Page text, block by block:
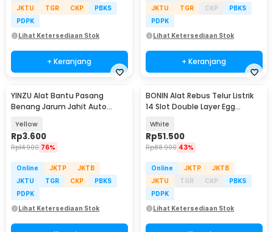
JKTU
TGR CKP
PBKS
PDPK
Lihat Ketersediaan Stok
+ Keranjang
JKTU
TGR CKP
PBKS
PDPK
Lihat Ketersediaan Stok
+ Keranjang
YINZU Alat Bantu Pasang
Benang Jarum Jahit Auto
Yellow
Rp3.600
Rp14.900 76%
Online JKTP
JKTB
JKTU
TGR CKP
PBKS
PDPK
Lihat Ketersediaan Stok
BONIN Alat Rebus Telur Listrik
14 Slot Double Layer Egg
White
Rp51.500
Rp88.900 43%
Online JKTP
JKTB
JKTU
TGR CKP
PBKS
PDPK
Lihat Ketersediaan Stok